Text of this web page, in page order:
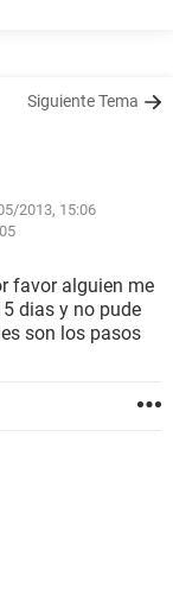
Siguiente Tema
2013, 15:06
favor alguien me
dias y no pude
son los pasos